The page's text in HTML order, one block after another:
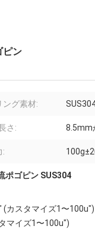
ピン
ング素材:
さ: 8.5mm
:
ポゴピン SUS304
(カスタマイズ1〜100u")
マイズ1〜100u")